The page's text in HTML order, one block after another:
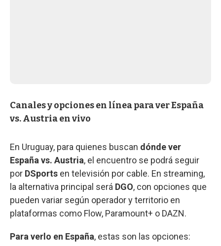
Canales y opciones en línea para ver España
vs. Austria en vivo
En Uruguay, para quienes buscan dónde ver
España vs. Austria, el encuentro se podrá seguir
por DSports en televisión por cable. En streaming,
la alternativa principal será DGO, con opciones que
pueden variar según operador y territorio en
plataformas como Flow, Paramount+ o DAZN.
Para verlo en España, estas son las opciones: